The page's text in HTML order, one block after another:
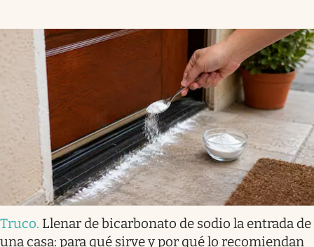
Truco. Llenar de bicarbonato de sodio la entrada de
una casa: para qué sirve y por qué lo recomiendan